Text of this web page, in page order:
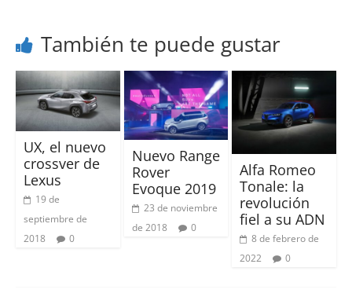
También te puede gustar
UX, el nuevo
crossver de
Lexus
19 de
septiembre de
2018
0
Nuevo Range
Rover
Evoque 2019
23 de noviembre
de 2018
0
Alfa Romeo
Tonale: la
revolución
fiel a su ADN
8 de febrero de
2022
0